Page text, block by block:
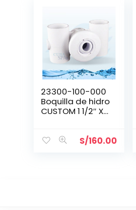
23300-100-000
Boquilla de hidro
CUSTOM 1 1/2″ X 1
S/160.00